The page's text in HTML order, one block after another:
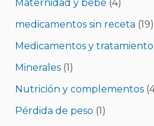
promover un sueño más
a ti. Consultar a un profesional
experimentas síntomas
síntomas empeoran, es
médica. Un profesional médico
síntomas, realizar pruebas si es
recomendarte el tratamiento
Maternidad y bebé (4)
medicamentos sin receta (19)
Medicamentos y
Minerales(1)
Nutrición y complementos
Pérdida de peso (1)